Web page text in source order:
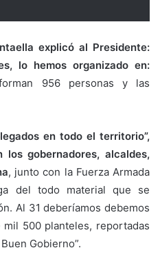
explicó al Presidente:
lo hemos organizado en:
956 personas y las
en todo el territorio”,
gobernadores, alcaldes,
, junto con la Fuerza Armada
del todo material que se
Al 31 deberíamos debemos
500 planteles, reportadas
Gobierno”.